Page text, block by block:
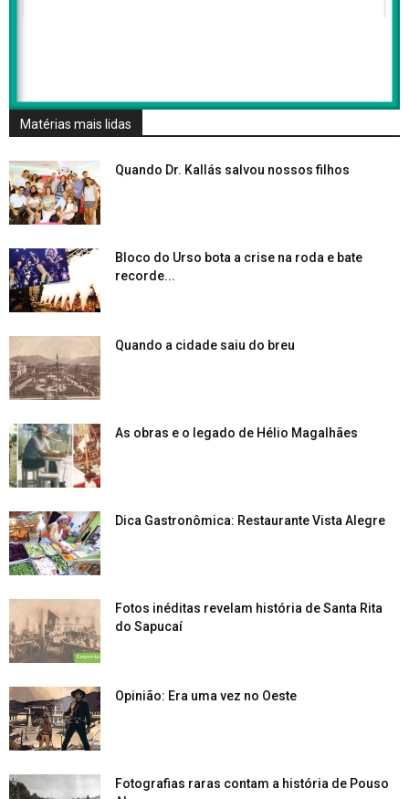
Matérias mais lidas
Quando Dr. Kallás salvou nossos filhos
Bloco do Urso bota a crise na roda e bate
recorde...
Quando a cidade saiu do breu
As obras e o legado de Hélio Magalhães
Dica Gastronômica: Restaurante Vista Alegre
Fotos inéditas revelam história de Santa Rita
do Sapucaí
Opinião: Era uma vez no Oeste
Fotografias raras contam a história de Pouso